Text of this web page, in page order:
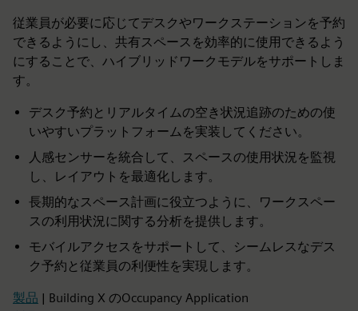
従業員が必要に応じてデスクやワークステーションを予約
できるようにし、共有スペースを効率的に使用できるよう
にすることで、ハイブリッドワークモデルをサポートしま
す。
デスク予約とリアルタイムの空き状況追跡のための使
いやすいプラットフォームを実装してください。
人感センサーを統合して、スペースの使用状況を監視
し、レイアウトを最適化します。
長期的なスペース計画に役立つように、ワークスペー
スの利用状況に関する分析を提供します。
モバイルアクセスをサポートして、シームレスなデス
ク予約と従業員の利便性を実現します。
製品 | Building X のOccupancy Application